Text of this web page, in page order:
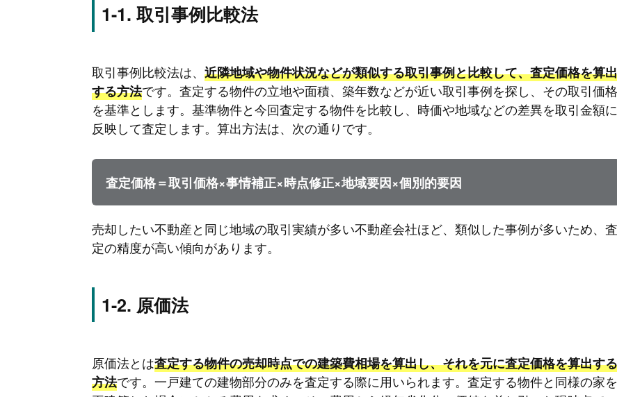
取引事例比較法
取引事例比較法は、 近隣地域や物件状況などが類似する取引事例と比較して、査定価格を算出
する方法です。査定する物件の立地や面積、築年数などが近い取引事例を探し、その取引価格
を基準とします。基準物件と今回査定する物件を比較し、時価や地域などの差異を取引金額に
反映して査定します。算出方法は、次の通りです。
査定価格＝取引価格×事情補正×時点修正×地域要因×個別的要因
売却したい不動産と同じ地域の取引実績が多い不動産会社ほど、類似した事例が多いため、査
定の精度が高い傾向があります。
原価法
原価法とは査定する物件の売却時点での建築費相場を算出し、それを元に査定価格を算出する
方法です。一戸建ての建物部分のみを査定する際に用いられます。査定する物件と同様の家を